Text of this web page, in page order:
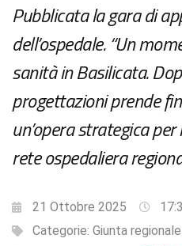
Pubblicata la gara di
dell’ospedale. “Un
sanità in Basilicata.
progettazioni prende
un’opera strategica
rete ospedaliera
21 Ottobre 2025
Categorie: Giunta regionale